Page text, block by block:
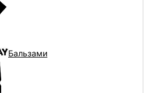
Бальзами